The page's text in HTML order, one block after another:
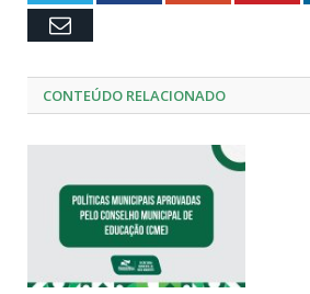
Email
CONTEÚDO RELACIONADO